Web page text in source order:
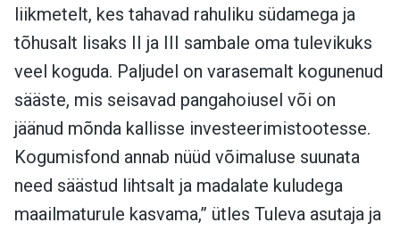
liikmetelt, kes tahavad rahuliku südamega ja
tõhusalt lisaks II ja III sambale oma tulevikuks
veel koguda. Paljudel on varasemalt kogunenud
sääste, mis seisavad pangahoiusel või on
jäänud mõnda kallisse investeerimistootesse.
Kogumisfond annab nüüd võimaluse suunata
need säästud lihtsalt ja madalate kuludega
maailmaturule kasvama,” ütles Tuleva asutaja ja